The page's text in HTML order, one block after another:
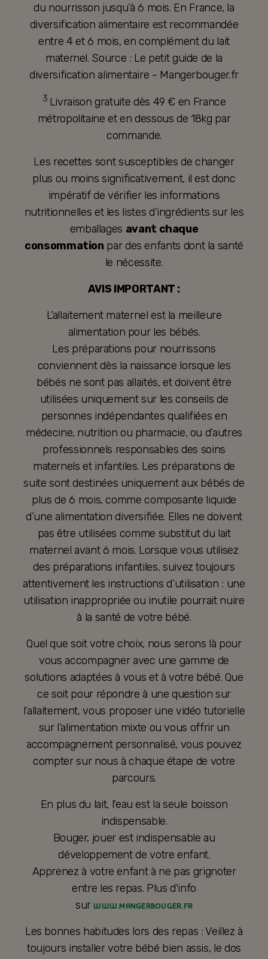
du nourrisson jusqu’à 6 mois. En France, la
diversification alimentaire est recommandée
entre 4 et 6 mois, en complément du lait
maternel. Source : Le petit guide de la
diversification alimentaire - Mangerbouger.fr
3 Livraison gratuite dès 49 € en France
métropolitaine et en dessous de 18kg par
commande.
Les recettes sont susceptibles de changer
plus ou moins significativement, il est donc
impératif de vérifier les informations
nutritionnelles et les listes d’ingrédients sur les
emballages avant chaque
consommation par des enfants dont la santé
le nécessite.
AVIS IMPORTANT :
L’allaitement maternel est la meilleure
alimentation pour les bébés.
Les préparations pour nourrissons
conviennent dès la naissance lorsque les
bébés ne sont pas allaités, et doivent être
utilisées uniquement sur les conseils de
personnes indépendantes qualifiées en
médecine, nutrition ou pharmacie, ou d’autres
professionnels responsables des soins
maternels et infantiles. Les préparations de
suite sont destinées uniquement aux bébés de
plus de 6 mois, comme composante liquide
d’une alimentation diversifiée. Elles ne doivent
pas être utilisées comme substitut du lait
maternel avant 6 mois. Lorsque vous utilisez
des préparations infantiles, suivez toujours
attentivement les instructions d’utilisation : une
utilisation inappropriée ou inutile pourrait nuire
à la santé de votre bébé.
Quel que soit votre choix, nous serons là pour
vous accompagner avec une gamme de
solutions adaptées à vous et à votre bébé. Que
ce soit pour répondre à une question sur
l’allaitement, vous proposer une vidéo tutorielle
sur l’alimentation mixte ou vous offrir un
accompagnement personnalisé, vous pouvez
compter sur nous à chaque étape de votre
parcours.
En plus du lait, l'eau est la seule boisson
indispensable.
Bouger, jouer est indispensable au
développement de votre enfant.
Apprenez à votre enfant à ne pas grignoter
entre les repas. Plus d'info
surWWW.MANGERBOUGER.FR
Les bonnes habitudes lors des repas : Veillez à
toujours installer votre bébé bien assis, le dos